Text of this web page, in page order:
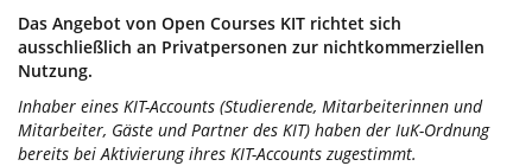
Das Angebot von Open Courses KIT richtet sich
ausschließlich an Privatpersonen zur nichtkommerziellen
Nutzung.
Inhaber eines KIT-Accounts (Studierende, Mitarbeiterinnen und
Mitarbeiter, Gäste und Partner des KIT) haben der IuK-Ordnung
bereits bei Aktivierung ihres KIT-Accounts zugestimmt.